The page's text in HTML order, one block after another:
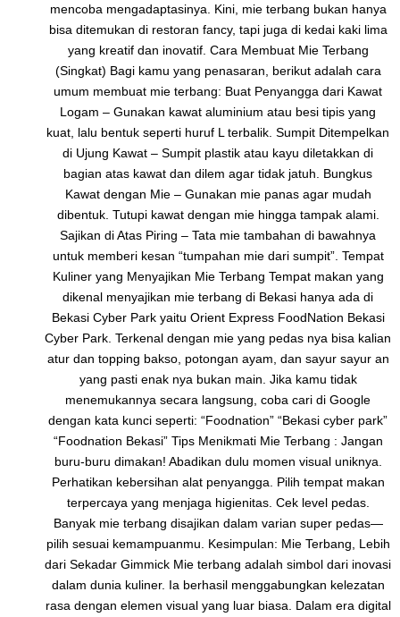
mencoba mengadaptasinya. Kini, mie terbang bukan hanya
bisa ditemukan di restoran fancy, tapi juga di kedai kaki lima
yang kreatif dan inovatif. Cara Membuat Mie Terbang
(Singkat) Bagi kamu yang penasaran, berikut adalah cara
umum membuat mie terbang: Buat Penyangga dari Kawat
Logam – Gunakan kawat aluminium atau besi tipis yang
kuat, lalu bentuk seperti huruf L terbalik. Sumpit Ditempelkan
di Ujung Kawat – Sumpit plastik atau kayu diletakkan di
bagian atas kawat dan dilem agar tidak jatuh. Bungkus
Kawat dengan Mie – Gunakan mie panas agar mudah
dibentuk. Tutupi kawat dengan mie hingga tampak alami.
Sajikan di Atas Piring – Tata mie tambahan di bawahnya
untuk memberi kesan “tumpahan mie dari sumpit”. Tempat
Kuliner yang Menyajikan Mie Terbang Tempat makan yang
dikenal menyajikan mie terbang di Bekasi hanya ada di
Bekasi Cyber Park yaitu Orient Express FoodNation Bekasi
Cyber Park. Terkenal dengan mie yang pedas nya bisa kalian
atur dan topping bakso, potongan ayam, dan sayur sayur an
yang pasti enak nya bukan main. Jika kamu tidak
menemukannya secara langsung, coba cari di Google
dengan kata kunci seperti: “Foodnation” “Bekasi cyber park”
“Foodnation Bekasi” Tips Menikmati Mie Terbang : Jangan
buru-buru dimakan! Abadikan dulu momen visual uniknya.
Perhatikan kebersihan alat penyangga. Pilih tempat makan
terpercaya yang menjaga higienitas. Cek level pedas.
Banyak mie terbang disajikan dalam varian super pedas—
pilih sesuai kemampuanmu. Kesimpulan: Mie Terbang, Lebih
dari Sekadar Gimmick Mie terbang adalah simbol dari inovasi
dalam dunia kuliner. Ia berhasil menggabungkan kelezatan
rasa dengan elemen visual yang luar biasa. Dalam era digital